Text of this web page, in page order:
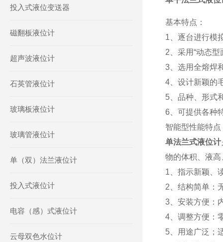
投入式液位变送器
磁翻板液位计
超声波液位计
石英管液位计
玻璃板液位计
玻璃管液位计
单（双）法兰液位计
投入式液位计
电容（感）式液位计
云母双色水位计
基本特点：
1、逐台进行模
2、采用“动态
3、选用全熔焊
4、设计新颖的
5、品种、形式
6、可提供各种
智能型性能特点
单法兰式液位计
物的体积、液
1、指示新颖、
2、结构简单：
3、安装方便：
4、调整方便：
5、用途广泛；